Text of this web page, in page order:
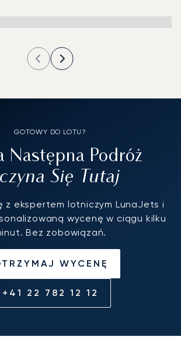
GOTOWY DO LOTU?
Następna Podróż
Się Tutaj
z ekspertem lotniczym LunaJets i
wycenę w ciągu kilku
Bez zobowiązań.
WYCENĘ
+41 22 782 12 12